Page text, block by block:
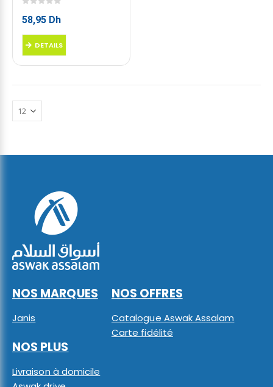
58,95 Dh
DETAILS
NOS MARQUES
Janis
NOS OFFRES
Catalogue Aswak Assalam
Carte fidélité
NOS PLUS
Livraison à domicile